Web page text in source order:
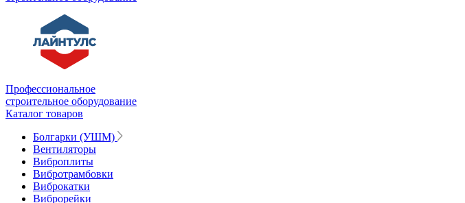
Профессиональное
строительное оборудование
Каталог товаров
Болгарки (УШМ)
Вентиляторы
Виброплиты
Вибротрамбовки
Виброкатки
Виброрейки